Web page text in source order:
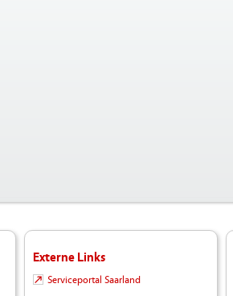
Externe Links
Serviceportal Saarland